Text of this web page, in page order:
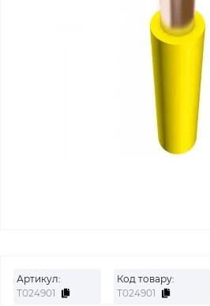
Артикул:
Т024901
Код товару:
Т024901